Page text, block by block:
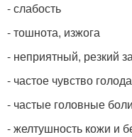
- слабость
- тошнота, изжога
- неприятный, резкий
- частое чувство
- частые головные боли
- желтушность кожи и